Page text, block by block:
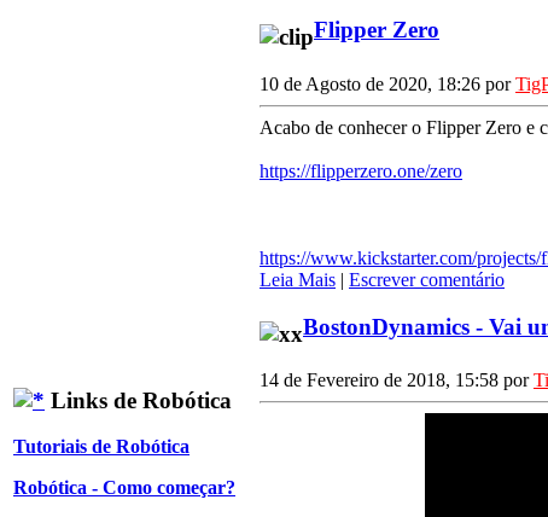
Links de Robótica
Tutoriais de Robótica
Robótica - Como começar?
Flipper Zero
10 de Agosto de 2020, 18:26 por
Acabo de conhecer o Flipper Zero e
https://flipperzero.one/zero
https://www.kickstarter.com/
Leia Mais | Escrever comentário
BostonDynamics - Vai
14 de Fevereiro de 2018, 15:58 por